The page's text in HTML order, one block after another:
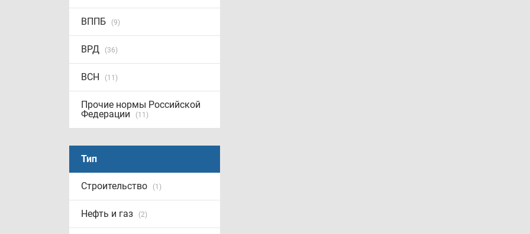
ВППБ (9)
ВРД (36)
ВСН (11)
Прочие нормы Российской
Федерации
(11)
Тип
Строительство (1)
Нефть и газ (2)